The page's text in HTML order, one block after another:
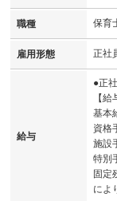
職種 保育
雇用形態 正社
給与
●正
【給
基本
資格
施設
特別
固定
によ